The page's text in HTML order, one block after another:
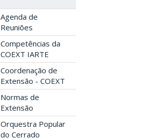
Agenda de
Reuniões
Competências da
COEXT IARTE
Coordenação de
Extensão - COEXT
Normas de
Extensão
Orquestra Popular
do Cerrado